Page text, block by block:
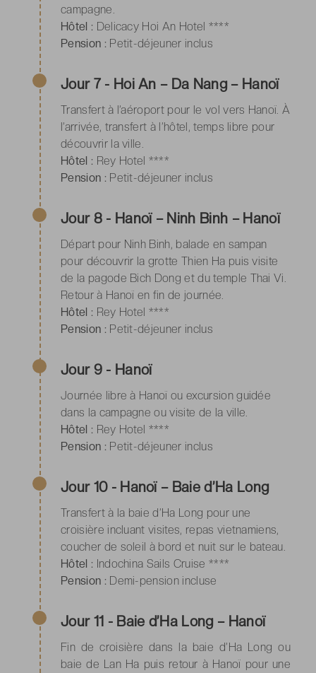
campagne.
Hôtel : Delicacy Hoi An Hotel ****
Pension : Petit-déjeuner inclus
Jour 7 - Hoi An – Da Nang – Hanoï
Transfert à l’aéroport pour le vol vers Hanoï. À
l’arrivée, transfert à l’hôtel, temps libre pour
découvrir la ville.
Hôtel : Rey Hotel ****
Pension : Petit-déjeuner inclus
Jour 8 - Hanoï – Ninh Binh – Hanoï
Départ pour Ninh Binh, balade en sampan
pour découvrir la grotte Thien Ha puis visite
de la pagode Bich Dong et du temple Thai Vi.
Retour à Hanoï en fin de journée.
Hôtel : Rey Hotel ****
Pension : Petit-déjeuner inclus
Jour 9 - Hanoï
Journée libre à Hanoï ou excursion guidée
dans la campagne ou visite de la ville.
Hôtel : Rey Hotel ****
Pension : Petit-déjeuner inclus
Jour 10 - Hanoï – Baie d’Ha Long
Transfert à la baie d’Ha Long pour une
croisière incluant visites, repas vietnamiens,
coucher de soleil à bord et nuit sur le bateau.
Hôtel : Indochina Sails Cruise ****
Pension : Demi-pension incluse
Jour 11 - Baie d’Ha Long – Hanoï
Fin de croisière dans la baie d’Ha Long ou
baie de Lan Ha puis retour à Hanoï pour une